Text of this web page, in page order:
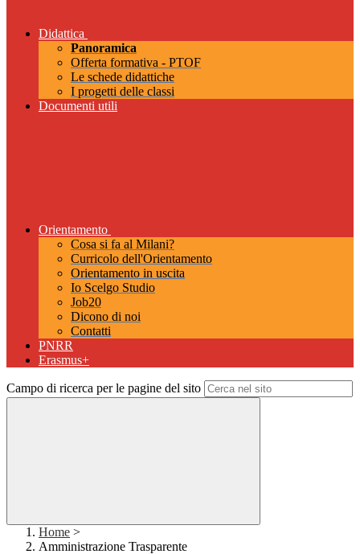
Didattica
Panoramica
Offerta formativa - PTOF
Le schede didattiche
I progetti delle classi
Documenti utili
Orientamento
Cosa si fa al Milani?
Curricolo dell'Orientamento
Orientamento in uscita
Io Scelgo Studio
Job20
Dicono di noi
Contatti
PNRR
Erasmus+
Campo di ricerca per le pagine del sito
Home >
Amministrazione Trasparente